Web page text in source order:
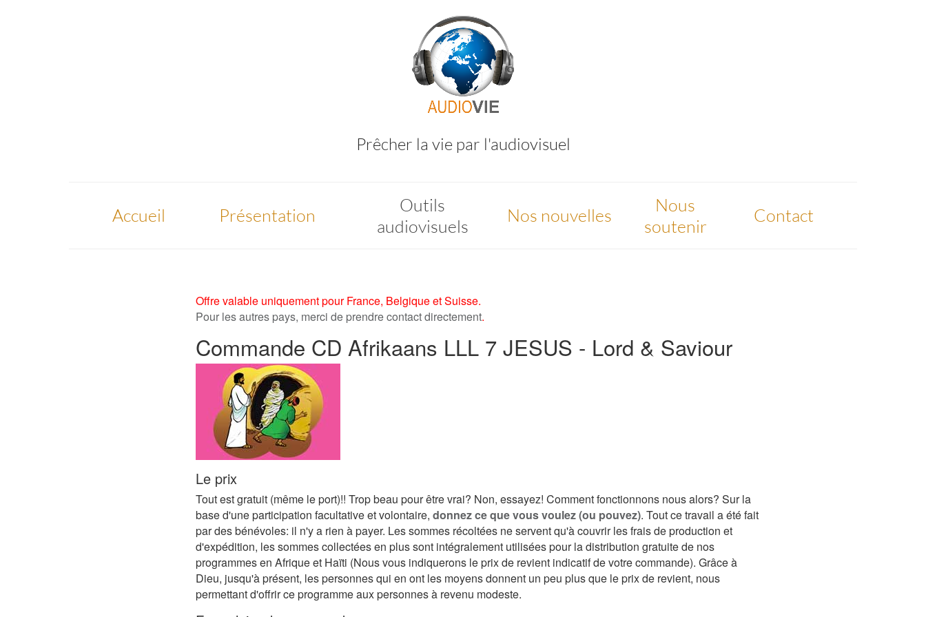
Prêcher la vie par l'audiovisuel
Accueil Présentation
Outils
audiovisuels
Nos nouvelles
Nous
soutenir
Contact
Offre valable uniquement pour France, Belgique et Suisse.
Pour les autres pays, merci de prendre contact directement.
Commande CD Afrikaans LLL 7 JESUS - Lord & Saviour
Le prix
Tout est gratuit (même le port)!! Trop beau pour être vrai? Non, essayez! Comment fonctionnons nous alors? Sur la
base d'une participation facultative et volontaire,donnez ce que vous voulez (ou pouvez). Tout ce travail a été fait
par des bénévoles: il n'y a rien à payer. Les sommes récoltées ne servent qu'à couvrir les frais de production et
d'expédition, les sommes collectées en plus sont intégralement utilisées pour la distribution gratuite de nos
programmes en Afrique et Haïti (Nous vous indiquerons le prix de revient indicatif de votre commande). Grâce à
Dieu, jusqu'à présent, les personnes qui en ont les moyens donnent un peu plus que le prix de revient, nous
permettant d'offrir ce programme aux personnes à revenu modeste.